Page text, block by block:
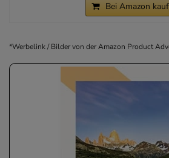
Bei Amazon
*Werbelink / Bilder von der Amazon Product